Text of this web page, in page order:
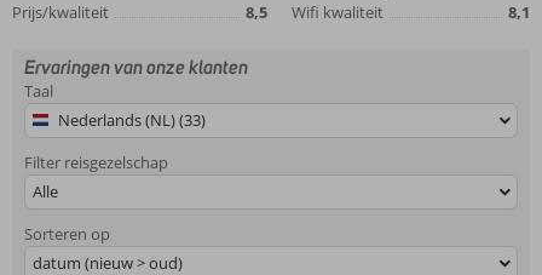
Prijs/kwaliteit
8,5
Wifi kwaliteit
8,1
Ervaringen van onze klanten
Taal
Nederlands (NL) (33)
Filter reisgezelschap
Alle
Sorteren op
datum (nieuw > oud)